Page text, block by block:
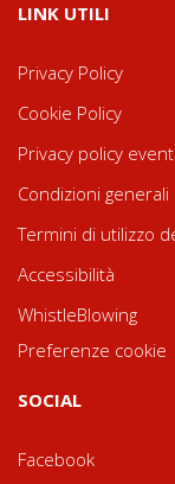
LINK UTILI
Privacy Policy
Cookie Policy
Privacy policy
Condizioni
Termini di utilizzo
Accessibilità
WhistleBlowing
Preferenze cookie
SOCIAL
Facebook